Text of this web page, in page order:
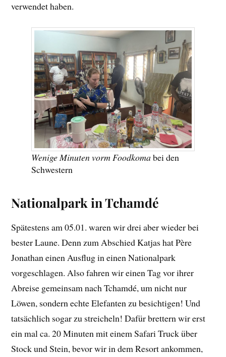
verwendet haben.
Wenige Minuten vorm Foodkomabei den
Schwestern
Nationalpark in Tchamdé
Spätestens am 05.01. waren wir drei aber wieder bei
bester Laune. Denn zum Abschied Katjas hat Père
Jonathan einen Ausflug in einen Nationalpark
vorgeschlagen. Also fahren wir einen Tag vor ihrer
Abreise gemeinsam nach Tchamdé, um nicht nur
Löwen, sondern echte Elefanten zu besichtigen! Und
tatsächlich sogar zu streicheln! Dafür brettern wir erst
ein mal ca. 20 Minuten mit einem Safari Truck über
Stock und Stein, bevor wir in dem Resort ankommen,